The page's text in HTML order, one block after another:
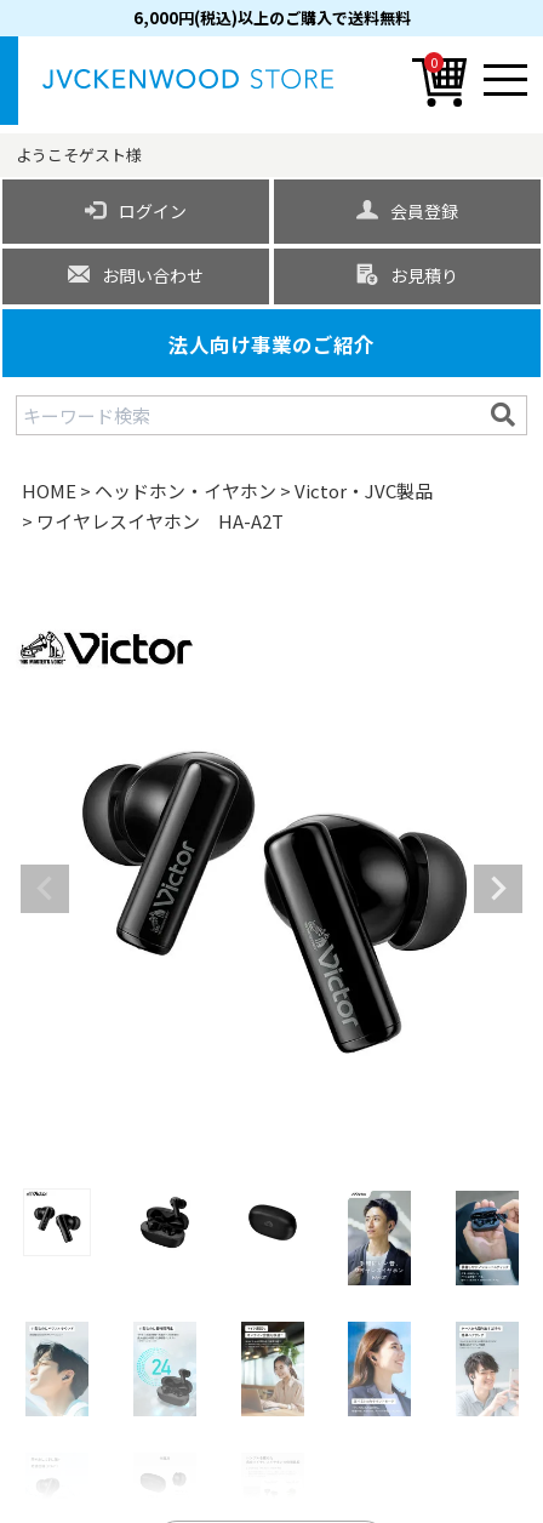
6,000円(税込)以上のご購入で送料無料
0
ようこそゲスト様
ログイン 会員登録
お問い合わせ お見積り
法人向け事業のご紹介
HOME ヘッドホン・イヤホン
Victor・JVC製品
ワイヤレスイヤホン HA-A2T